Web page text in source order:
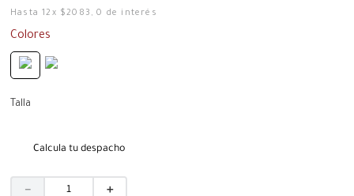
Hasta12 x $2083 ,0 de interés
Colores
Talla
Calcula tu despacho
＋
－